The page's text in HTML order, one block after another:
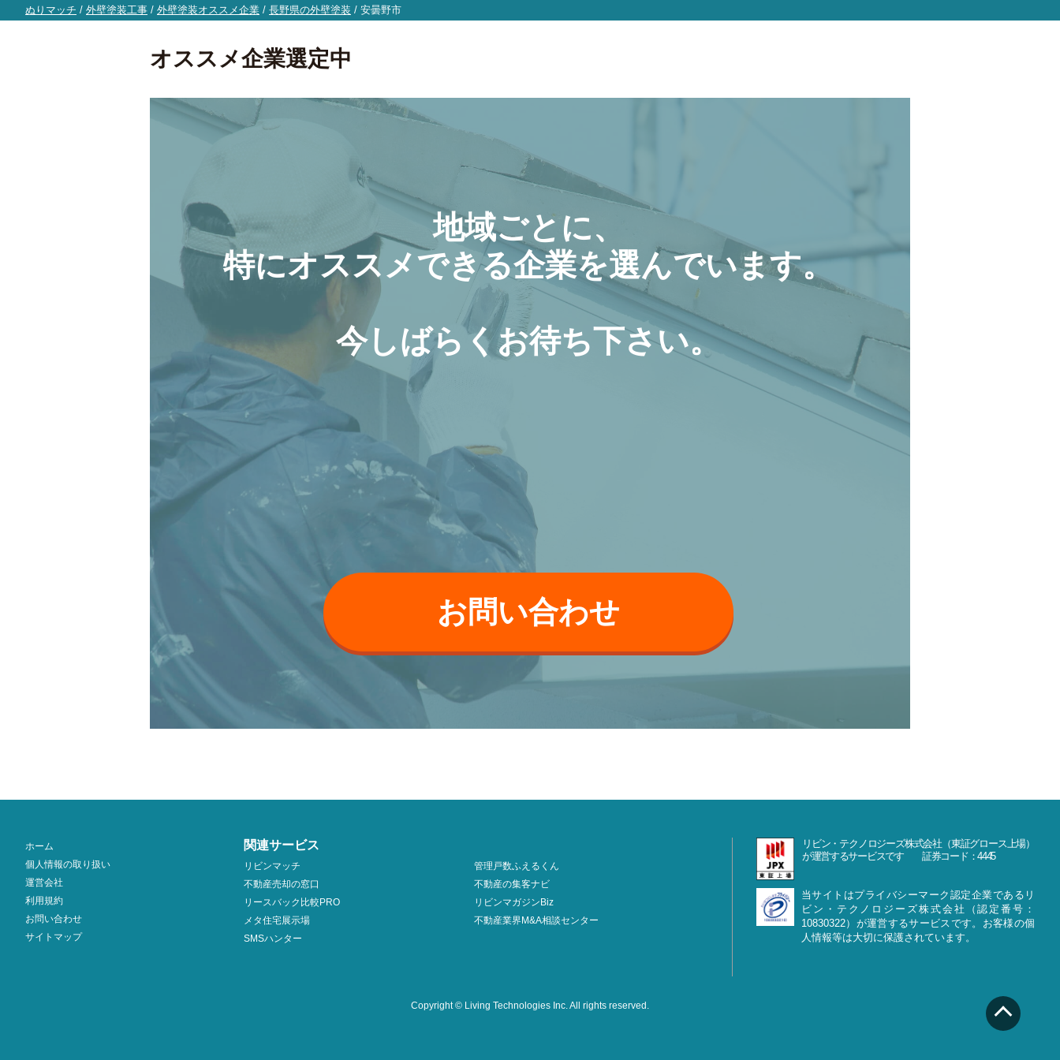
ぬりマッチ / 外壁塗装工事 / 外壁塗装オススメ企業 / 長野県の外壁塗装 / 安曇野市
オススメ企業選定中
地域ごとに、
特にオススメできる企業を選んでいます。
今しばらくお待ち下さい。
お問い合わせ
ホーム
個人情報の取り扱い
運営会社
利用規約
お問い合わせ
サイトマップ
関連サービス
リビンマッチ
不動産売却の窓口
リースバック比較PRO
メタ住宅展示場
SMSハンター
管理戸数ふえるくん
不動産の集客ナビ
リビンマガジンBiz
不動産業界M&A相談センター
リビン・テクノロジーズ株式会社（東証グロース上場）
が運営するサービスです 証券コード：4445
当サイトはプライバシーマーク認定企業であるリ
ビン・テクノロジーズ株式会社（認定番号：
10830322）が運営するサービスです。お客様の個
人情報等は大切に保護されています。
Copyright © Living Technologies Inc.All rights reserved.